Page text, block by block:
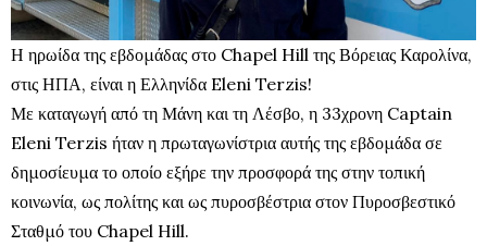
Η ηρωίδα της εβδομάδας στο Chapel Hill της Βόρειας Καρολίνα,
στις ΗΠΑ, είναι η Ελληνίδα Eleni Terzis!
Με καταγωγή από τη Μάνη και τη Λέσβο, η 33χρονη Captain
Eleni Terzis ήταν η πρωταγωνίστρια αυτής της εβδομάδα σε
δημοσίευμα το οποίο εξήρε την προσφορά της στην τοπική
κοινωνία, ως πολίτης και ως πυροσβέστρια στον Πυροσβεστικό
Σταθμό του Chapel Hill.